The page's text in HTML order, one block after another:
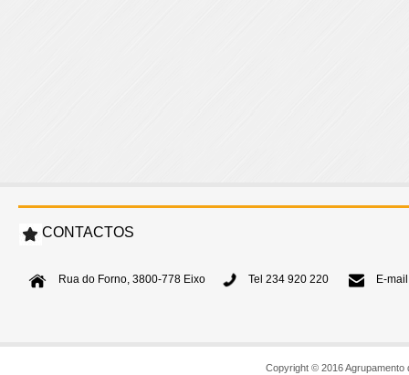
CONTACTOS
Rua do Forno, 3800-778 Eixo Tel 234 920 220 E-
Copyright © 2016